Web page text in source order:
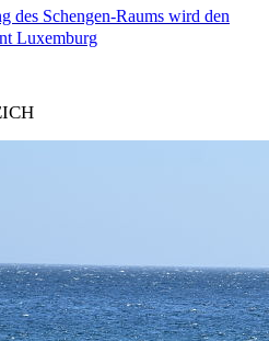
Schengen-Raums wird den
Luxemburg